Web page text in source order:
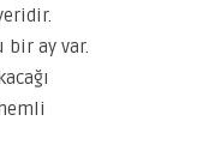
bir ay var.